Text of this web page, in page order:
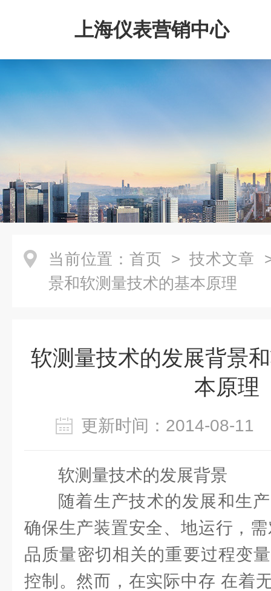
上海仪表营销中心
当前位置： 首页 > 技术文章
景和软测量技术的基本原理
软测量技术的发展背景
本原理
更新时间：2014-08-
软测量技术的发展背景
随着生产技术的发展和生
确保生产装置安全、地运行，
品质量密切相关的重要过程变
控制。然而，在实际中存 在着